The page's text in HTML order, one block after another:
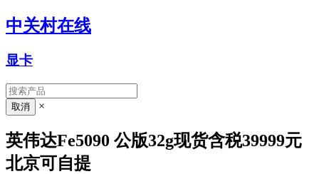
中关村在线
显卡
×
英伟达Fe5090 公版32g现货含税39999元
北京可自提